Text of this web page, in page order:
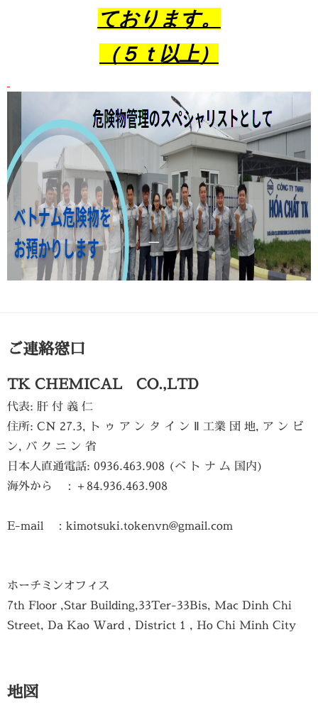
ております。
（５ｔ以上）
ご連絡窓口
TK CHEMICAL CO.,LTD
代表: 肝 付 義 仁
住所: CN 27.3, ト ゥ ア ン タ イ ン Ⅱ 工業 団 地, ア ン ビ
ン, バ ク ニ ン 省
日本人直通電話: 0936.463.908 (ベ ト ナ ム 国内)
海外から ：＋84.936.463.908
E-mail ：kimotsuki.tokenvn@gmail.com
ホーチミンオフィス
7th Floor ,Star Building,33Ter-33Bis, Mac Dinh Chi
Street, Da Kao Ward , District 1 , Ho Chi Minh City
地図